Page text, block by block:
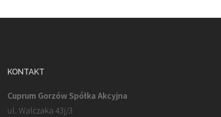
KONTAKT
Cuprum Gorzów Spółka Akcyjna
ul. Walczaka 43j/3